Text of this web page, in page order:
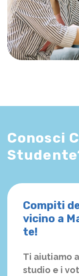
Conosci
Compiti
vicino a
te!
Ti aiutiamo
studio e i